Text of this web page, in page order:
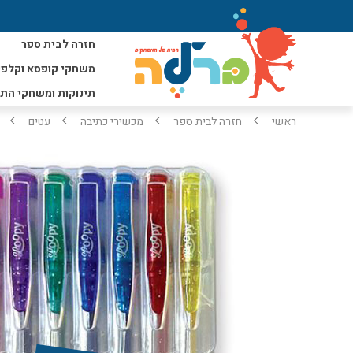
חזרה לבית ספר
משחקי קופסא
תינוקות ומשחקי
ראשי חזרה לבית ספר מכשירי כתיבה עטים